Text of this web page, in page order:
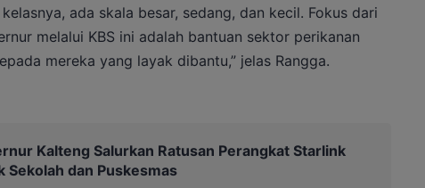
ada skala besar, sedang, dan kecil. Fokus dari
melalui KBS ini adalah bantuan sektor perikanan
mereka yang layak dibantu,” jelas Rangga.
Kalteng Salurkan Ratusan Perangkat Starlink
Sekolah dan Puskesmas